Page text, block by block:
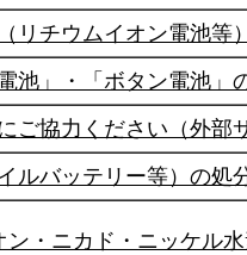
リチウムイオン電池等
池」・「ボタン電池」
ご協力ください（外部
ルバッテリー等）の処
・ニカド・ニッケル